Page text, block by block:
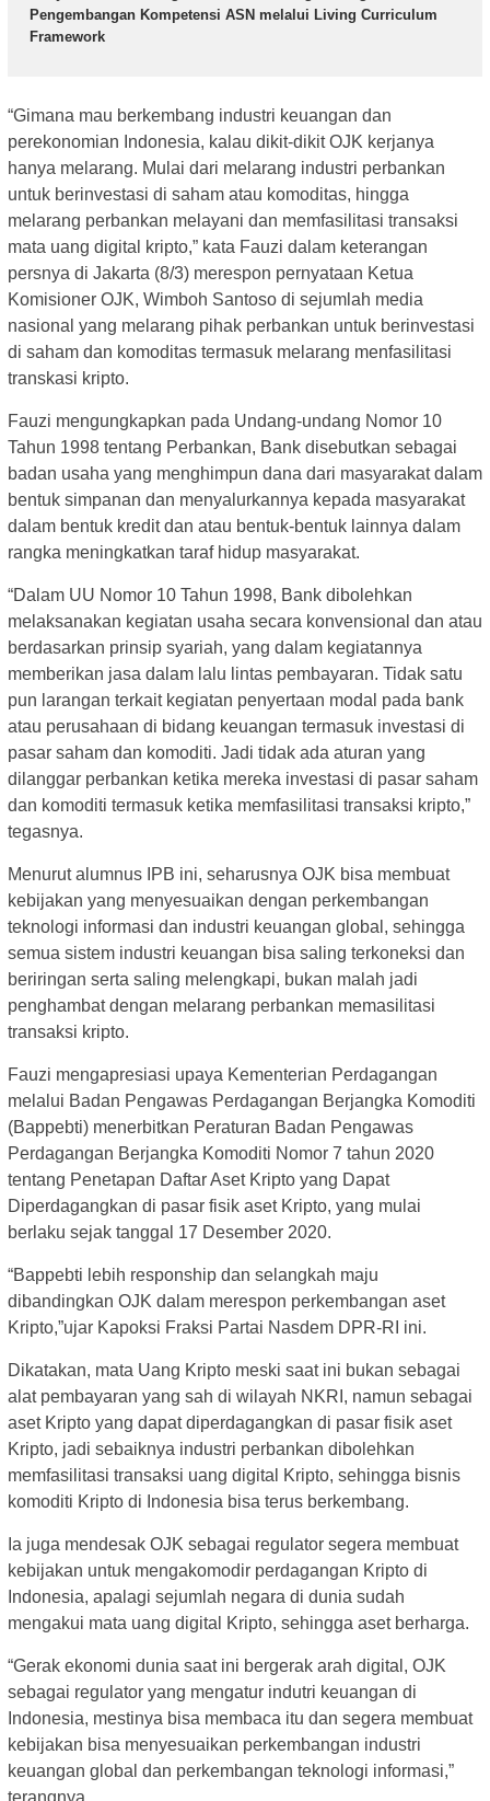
Pengembangan Kompetensi ASN melalui Living Curriculum
Framework
“Gimana mau berkembang industri keuangan dan
perekonomian Indonesia, kalau dikit-dikit OJK kerjanya
hanya melarang. Mulai dari melarang industri perbankan
untuk berinvestasi di saham atau komoditas, hingga
melarang perbankan melayani dan memfasilitasi transaksi
mata uang digital kripto,” kata Fauzi dalam keterangan
persnya di Jakarta (8/3) merespon pernyataan Ketua
Komisioner OJK, Wimboh Santoso di sejumlah media
nasional yang melarang pihak perbankan untuk berinvestasi
di saham dan komoditas termasuk melarang menfasilitasi
transkasi kripto.
Fauzi mengungkapkan pada Undang-undang Nomor 10
Tahun 1998 tentang Perbankan, Bank disebutkan sebagai
badan usaha yang menghimpun dana dari masyarakat dalam
bentuk simpanan dan menyalurkannya kepada masyarakat
dalam bentuk kredit dan atau bentuk-bentuk lainnya dalam
rangka meningkatkan taraf hidup masyarakat.
“Dalam UU Nomor 10 Tahun 1998, Bank dibolehkan
melaksanakan kegiatan usaha secara konvensional dan atau
berdasarkan prinsip syariah, yang dalam kegiatannya
memberikan jasa dalam lalu lintas pembayaran. Tidak satu
pun larangan terkait kegiatan penyertaan modal pada bank
atau perusahaan di bidang keuangan termasuk investasi di
pasar saham dan komoditi. Jadi tidak ada aturan yang
dilanggar perbankan ketika mereka investasi di pasar saham
dan komoditi termasuk ketika memfasilitasi transaksi kripto,”
tegasnya.
Menurut alumnus IPB ini, seharusnya OJK bisa membuat
kebijakan yang menyesuaikan dengan perkembangan
teknologi informasi dan industri keuangan global, sehingga
semua sistem industri keuangan bisa saling terkoneksi dan
beriringan serta saling melengkapi, bukan malah jadi
penghambat dengan melarang perbankan memasilitasi
transaksi kripto.
Fauzi mengapresiasi upaya Kementerian Perdagangan
melalui Badan Pengawas Perdagangan Berjangka Komoditi
(Bappebti) menerbitkan Peraturan Badan Pengawas
Perdagangan Berjangka Komoditi Nomor 7 tahun 2020
tentang Penetapan Daftar Aset Kripto yang Dapat
Diperdagangkan di pasar fisik aset Kripto, yang mulai
berlaku sejak tanggal 17 Desember 2020.
“Bappebti lebih responship dan selangkah maju
dibandingkan OJK dalam merespon perkembangan aset
Kripto,”ujar Kapoksi Fraksi Partai Nasdem DPR-RI ini.
Dikatakan, mata Uang Kripto meski saat ini bukan sebagai
alat pembayaran yang sah di wilayah NKRI, namun sebagai
aset Kripto yang dapat diperdagangkan di pasar fisik aset
Kripto, jadi sebaiknya industri perbankan dibolehkan
memfasilitasi transaksi uang digital Kripto, sehingga bisnis
komoditi Kripto di Indonesia bisa terus berkembang.
Ia juga mendesak OJK sebagai regulator segera membuat
kebijakan untuk mengakomodir perdagangan Kripto di
Indonesia, apalagi sejumlah negara di dunia sudah
mengakui mata uang digital Kripto, sehingga aset berharga.
“Gerak ekonomi dunia saat ini bergerak arah digital, OJK
sebagai regulator yang mengatur indutri keuangan di
Indonesia, mestinya bisa membaca itu dan segera membuat
kebijakan bisa menyesuaikan perkembangan industri
keuangan global dan perkembangan teknologi informasi,”
terangnya.